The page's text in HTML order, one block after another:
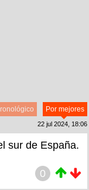
Por mejores
22 jul 2024, 18:06
sur de España.
0